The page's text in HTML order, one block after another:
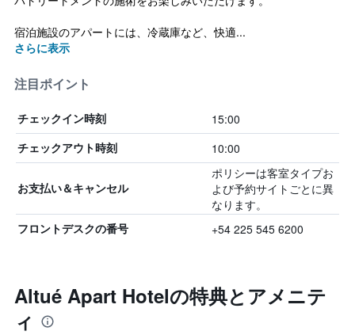
宿泊施設のアパートには、冷蔵庫など、快適...
さらに表示
注目ポイント
チェックイン時刻 15:00
チェックアウト時刻 10:00
お支払い＆キャンセル
ポリシーは客室タイプお
よび予約サイトごとに異
なります。
フロントデスクの番号 +54 225 545 6200
Altué Apart Hotelの特典とアメニテ
ィ